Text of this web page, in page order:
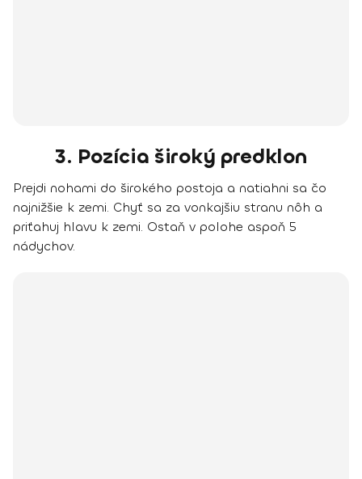
3. Pozícia široký predklon
Prejdi nohami do širokého postoja a natiahni sa čo
najnižšie k zemi. Chyť sa za vonkajšiu stranu nôh a
priťahuj hlavu k zemi. Ostaň v polohe aspoň 5
nádychov.